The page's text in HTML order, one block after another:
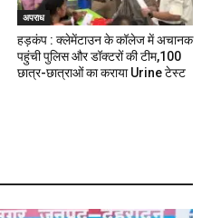
अपराध
हड़कंप : क्लेमेंटाउन के कॉलेज में अचानक
पहुंची पुलिस और डॉक्टरों की टीम,100
छात्र-छात्राओं का कराया Urine टेस्ट